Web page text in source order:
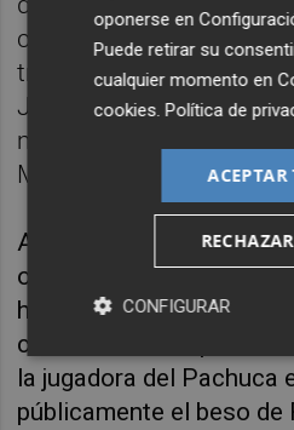
causa que
tres imputados: el
Jorge Vilda; el director
masculina, Albert Luque;
Marketing de la RFEF,
A los tres últimos el juez
octubre como
hermano y una amiga de
confirmasen las
la jugadora del
públicamente el beso de
oponerse en
Puede retirar su
cualquier momento en
cookies.Política de
ACEPTAR
CONFIGURAR